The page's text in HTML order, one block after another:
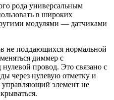
рода универсальным
в широких
модулями — датчиками
не поддающихся нормальной
диммер с
провод. Это связано с
через нулевую отметку и
элемент не